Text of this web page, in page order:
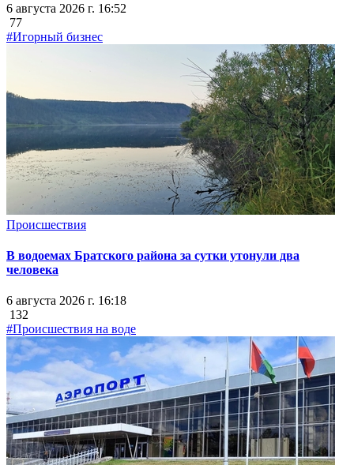
6 августа 2026 г. 16:52
77
#Игорный бизнес
Происшествия
В водоемах Братского района за сутки утонули два
человека
6 августа 2026 г. 16:18
132
#Происшествия на воде